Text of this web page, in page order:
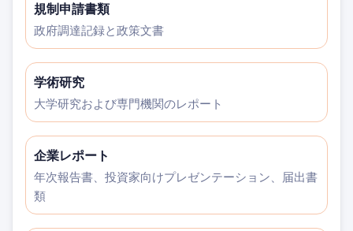
規制申請書類
政府調達記録と政策文書
学術研究
大学研究および専門機関のレポート
企業レポート
年次報告書、投資家向けプレゼンテーション、届出書
類